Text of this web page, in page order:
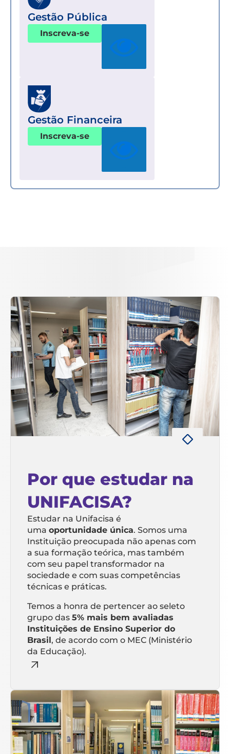
Gestão Pública
Inscreva-se
Gestão Financeira
Inscreva-se
Por que estudar na
UNIFACISA?
Estudar na Unifacisa é
uma oportunidade única. Somos uma
Instituição preocupada não apenas com
a sua formação teórica, mas também
com seu papel transformador na
sociedade e com suas competências
técnicas e práticas.
Temos a honra de pertencer ao seleto
grupo das 5% mais bem avaliadas
Instituições de Ensino Superior do
Brasil, de acordo com o MEC (Ministério
da Educação).